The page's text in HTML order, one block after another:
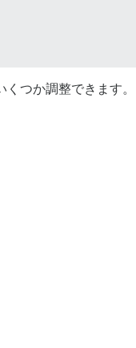
つか調整できます。